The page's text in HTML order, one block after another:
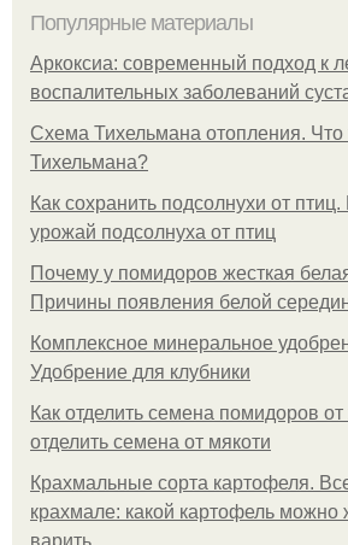
Популярные материалы
Аркоксиа: современный подход к
воспалительных заболеваний
Схема Тихельмана отопления. Что
Тихельмана?
Как сохранить подсолнухи от птиц.
урожай подсолнуха от птиц
Почему у помидоров жесткая
Причины появления белой
Комплексное минеральное
Удобрение для клубники
Как отделить семена помидоров
отделить семена от мякоти
Крахмальные сорта картофеля.
крахмале: какой картофель можно
варить